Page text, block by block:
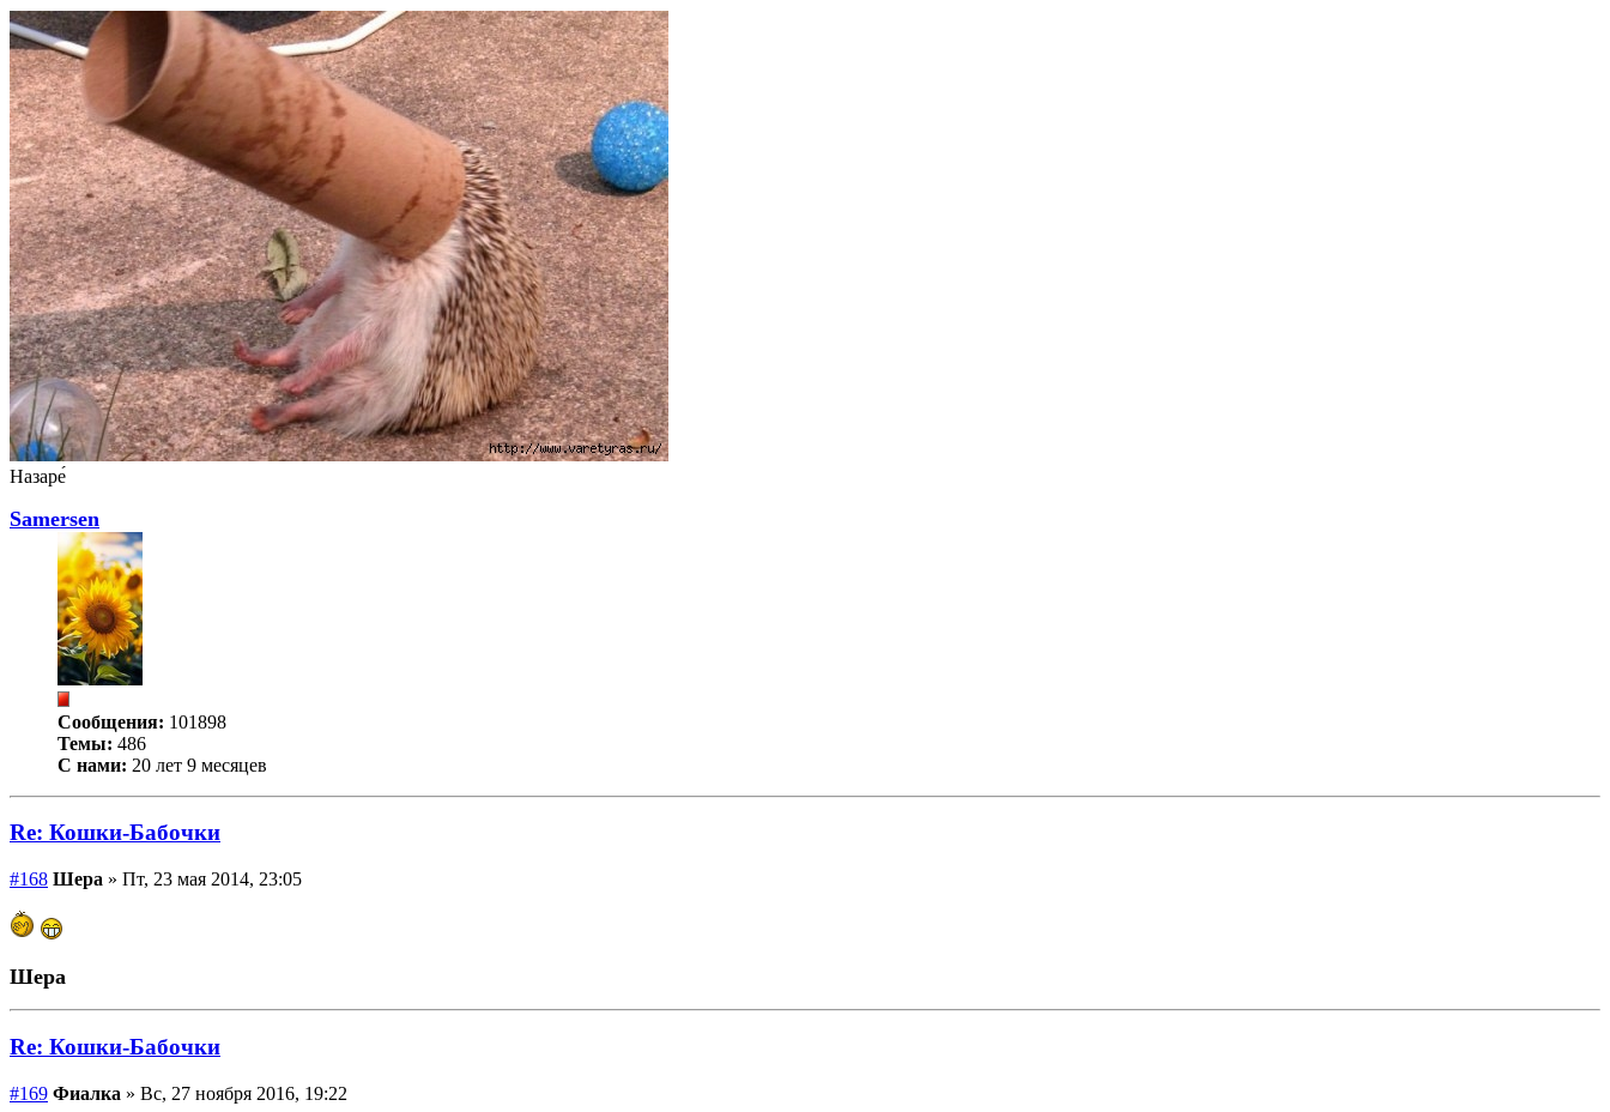
Назаре́
Samersen
Сообщения: 101898
Темы: 486
С нами: 20 лет 9 месяцев
Re: Кошки-Бабочки
#168 Шера » Пт, 23 мая 2014, 23:05
Шера
Re: Кошки-Бабочки
#169 Фиалка » Вс, 27 ноября 2016, 19:22